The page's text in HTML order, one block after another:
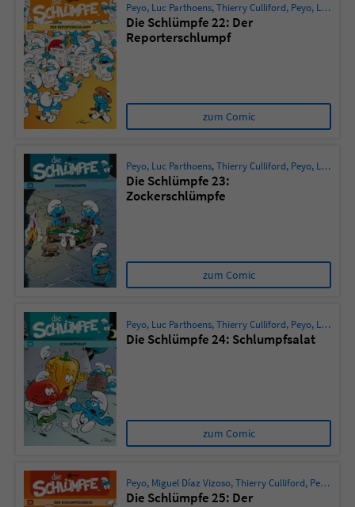
Peyo, Luc Parthoens,Thierry Culliford, Peyo, Ludo Borecki
Die Schlümpfe 22: Der
Reporterschlumpf
zum Comic
Peyo, Luc Parthoens,Thierry Culliford, Peyo, Ludo Borecki
Die Schlümpfe 23:
Zockerschlümpfe
zum Comic
Peyo, Luc Parthoens,Thierry Culliford, Peyo, Ludo Borecki
Die Schlümpfe 24: Schlumpfsalat
zum Comic
Peyo, Miguel Díaz Vizoso,Thierry Culliford, Peyo
Die Schlümpfe 25: Der